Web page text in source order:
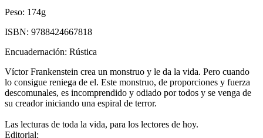
Peso: 174g
ISBN: 9788424667818
Encuadernación: Rústica
Víctor Frankenstein crea un monstruo y le da la vida. Pero cuando
lo consigue reniega de el. Este monstruo, de proporciones y fuerza
descomunales, es incomprendido y odiado por todos y se venga de
su creador iniciando una espiral de terror.
Las lecturas de toda la vida, para los lectores de hoy.
Editorial: